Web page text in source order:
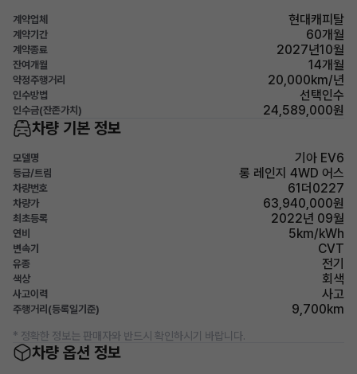
계약업체 현대캐피탈
계약기간 60개월
계약종료 2027년10월
잔여개월 14개월
약정주행거리 20,000km/년
인수방법 선택인수
인수금(잔존가치) 24,589,000원
차량 기본 정보
모델명 기아 EV6
등급/트림 롱 레인지 4WD 어스
차량번호 61더0227
차량가 63,940,000원
최초등록 2022년 09월
연비 5km/kWh
변속기 CVT
유종 전기
색상 회색
사고이력 사고
주행거리(등록일기준) 9,700km
* 정확한 정보는 판매자와 반드시 확인하시기 바랍니다.
차량 옵션 정보